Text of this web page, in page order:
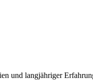
und langjähriger